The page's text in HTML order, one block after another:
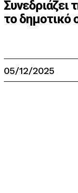
Συνεδριάζει
το δημοτικό
05/12/2025